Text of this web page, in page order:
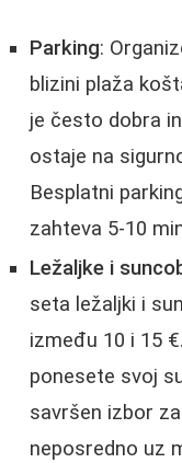
Parking:
blizini plaža
je često dobra
ostaje na
Besplatni
zahteva 5-10
Ležaljke i
seta ležaljki i
između 10 i 15
ponesete svoj
savršen izbor
neposredno uz